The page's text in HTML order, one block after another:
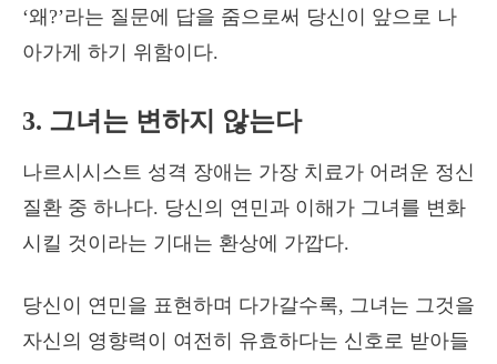
‘왜?’라는 질문에 답을 줌으로써 당신이 앞으로 나
아가게 하기 위함이다.
3. 그녀는 변하지 않는다
나르시시스트 성격 장애는 가장 치료가 어려운 정신
질환 중 하나다. 당신의 연민과 이해가 그녀를 변화
시킬 것이라는 기대는 환상에 가깝다.
당신이 연민을 표현하며 다가갈수록, 그녀는 그것을
자신의 영향력이 여전히 유효하다는 신호로 받아들